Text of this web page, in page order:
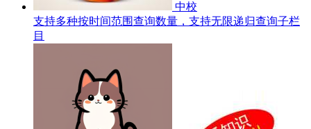
中校
支持多种按时间范围查询数量，支持无限递归查询子栏
目